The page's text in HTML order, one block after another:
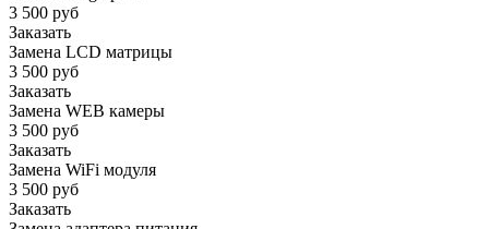
3 500 руб
Заказать
Замена LCD матрицы
3 500 руб
Заказать
Замена WEB камеры
3 500 руб
Заказать
Замена WiFi модуля
3 500 руб
Заказать